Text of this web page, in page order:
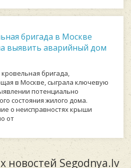
бригада в Москве
выявить аварийный дом
бригада,
в Москве, сыграла ключевую
потенциально
состояния жилого дома.
о неисправностях крыши
от
новостей Segodnya.lv